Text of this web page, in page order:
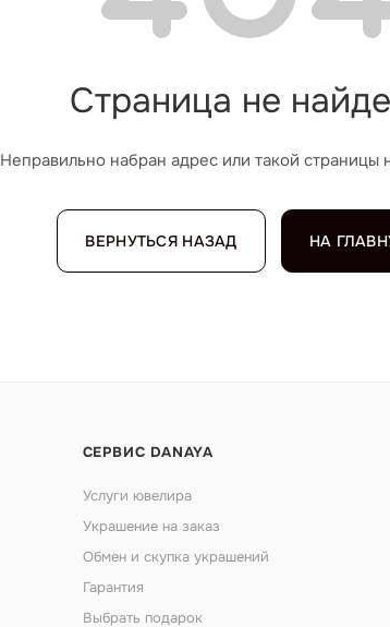
Страница не
Неправильно набран адрес или такой страницы
ВЕРНУТЬСЯ НАЗАД НА
СЕРВИС DANAYA
Услуги ювелира
Украшение на заказ
Обмен и скупка украшений
Гарантия
Выбрать подарок